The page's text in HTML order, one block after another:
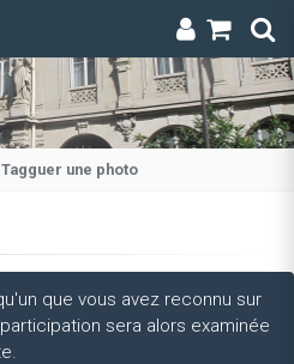
Tagguer une photo
que vous avez reconnu sur
sera alors examinée